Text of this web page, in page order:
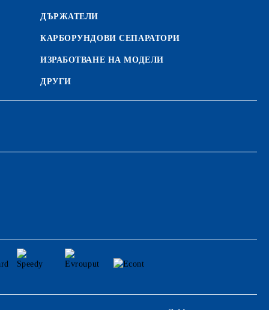
ДЪРЖАТЕЛИ
КАРБОРУНДОВИ СЕПАРАТОРИ
ИЗРАБОТВАНЕ НА МОДЕЛИ
ДРУГИ